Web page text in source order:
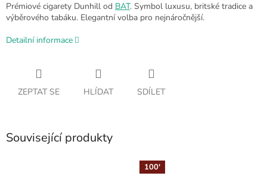
Prémiové cigarety Dunhill od BAT. Symbol luxusu, britské tradice a
výběrového tabáku. Elegantní volba pro nejnáročnější.
Detailní informace
ZEPTAT SE HLÍDAT SDÍLET
Související produkty
100'